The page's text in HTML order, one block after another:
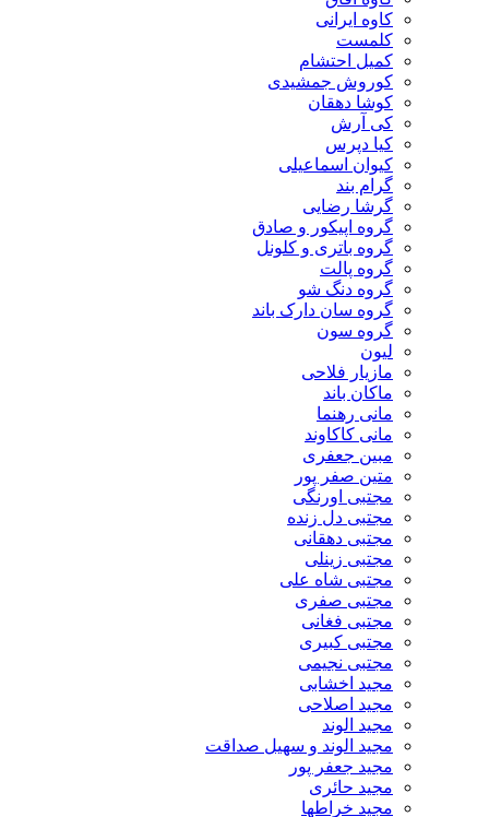
کاوه ایرانی
کلمست
کمیل احتشام
کوروش جمشیدی
کوشا دهقان
کی آرش
کیا دپرس
کیوان اسماعیلی
گرام بند
گرشا رضایی
گروه اپیکور و صادق
گروه باتری و کلونل
گروه پالت
گروه دنگ شو
گروه سان دارک باند
گروه سون
مازیار فلاحی
ماکان باند
مانی رهنما
مانی کاکاوند
مبین جعفری
متین صفر پور
مجتبی اورنگی
مجتبی دل زنده
مجتبی دهقانی
مجتبی زینلی
مجتبی شاه علی
مجتبی صفری
مجتبی فغانی
مجتبی کبیری
مجتبی نجیمی
مجید اخشابی
مجید اصلاحی
مجید الوند‎
مجید الوند و سهیل صداقت
مجید جعفر پور
مجید حائری
مجید خراطها